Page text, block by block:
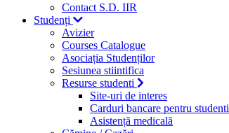
Contact S.D. IIR
Studenți
Avizier
Courses Catalogue
Asociația Studenților
Sesiunea stiintifica
Resurse studenti
Site-uri de interes
Carduri bancare pentru studenti
Asistență medicală